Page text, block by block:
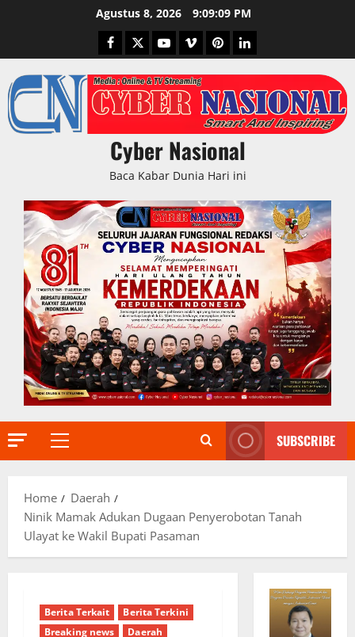
Agustus 8, 2026 9:09:10 PM
Facebook
TwitterYoutubeVimeoPinterestLinkedIn
Cyber Nasional
Baca Kabar Dunia Hari ini
Primary
SUBSCRIBE
Home
Daerah
Ninik Mamak Adukan Dugaan Penyerobotan Tanah
Ulayat ke Wakil Bupati Pasaman
Berita Terkait
Berita Terkini
Breaking news
Daerah